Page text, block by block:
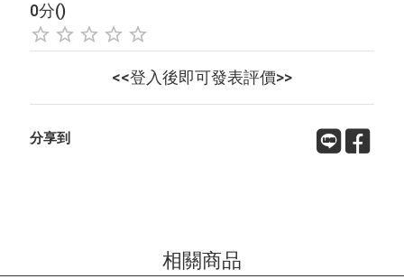
0分()
<<登入後即可發表評價>>
分享到
相關商品